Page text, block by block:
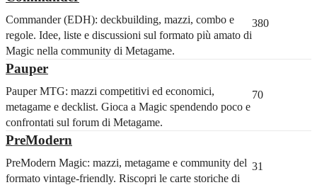
Commander (EDH): deckbuilding, mazzi, combo e
regole. Idee, liste e discussioni sul formato più amato di
Magic nella community di Metagame.
380
Pauper
Pauper MTG: mazzi competitivi ed economici,
metagame e decklist. Gioca a Magic spendendo poco e
confrontati sul forum di Metagame.
70
PreModern
PreModern Magic: mazzi, metagame e community del
formato vintage-friendly. Riscopri le carte storiche di
31